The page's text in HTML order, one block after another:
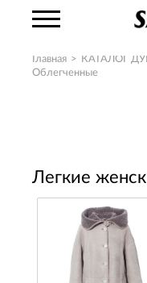
Главная > КАТАЛОГ
Облегченные
Легкие